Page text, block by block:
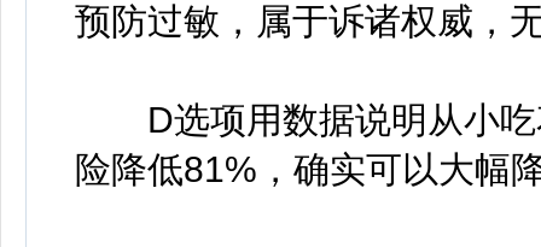
预防过敏，属于诉诸权威，
D选项用数据说明从小吃
险降低81%，确实可以大幅